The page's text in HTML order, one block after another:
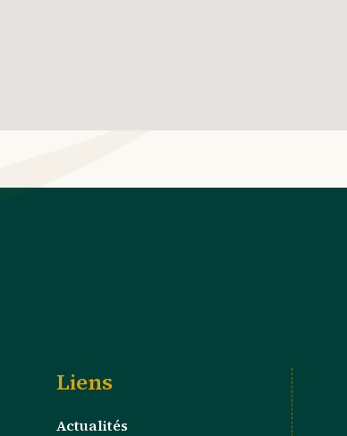
Liens
Actualités